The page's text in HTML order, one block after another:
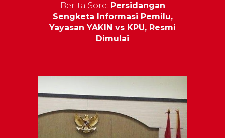
Berita Sore: Persidangan
Sengketa Informasi Pemilu,
Yayasan YAKIN vs KPU, Resmi
Dimulai